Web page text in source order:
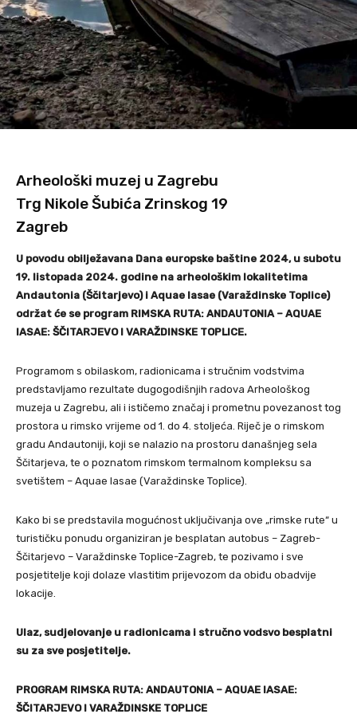
Arheološki muzej u Zagrebu
Trg Nikole Šubića Zrinskog 19
Zagreb
U povodu obilježavana Dana europske baštine 2024, u subotu
19. listopada 2024. godine na arheološkim lokalitetima
Andautonia (Ščitarjevo) i Aquae Iasae (Varaždinske Toplice)
održat će se program RIMSKA RUTA: ANDAUTONIA – AQUAE
IASAE: ŠČITARJEVO I VARAŽDINSKE TOPLICE.
Programom s obilaskom, radionicama i stručnim vodstvima
predstavljamo rezultate dugogodišnjih radova Arheološkog
muzeja u Zagrebu, ali i ističemo značaj i prometnu povezanost tog
prostora u rimsko vrijeme od 1. do 4. stoljeća. Riječ je o rimskom
gradu Andautoniji, koji se nalazio na prostoru današnjeg sela
Ščitarjeva, te o poznatom rimskom termalnom kompleksu sa
svetištem – Aquae Iasae (Varaždinske Toplice).
Kako bi se predstavila mogućnost uključivanja ove „rimske rute“ u
turističku ponudu organiziran je besplatan autobus – Zagreb-
Ščitarjevo – Varaždinske Toplice-Zagreb, te pozivamo i sve
posjetitelje koji dolaze vlastitim prijevozom da obiđu obadvije
lokacije.
Ulaz, sudjelovanje u radionicama i stručno vodsvo besplatni
su za sve posjetitelje.
PROGRAM RIMSKA RUTA: ANDAUTONIA – AQUAE IASAE:
ŠČITARJEVO I VARAŽDINSKE TOPLICE